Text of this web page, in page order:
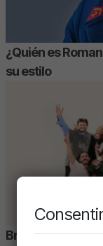
¿Quién es
su estilo
Bresh Academy